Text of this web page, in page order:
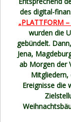
des digital-
„PLATTFORM
wurden die
gebündelt.
Jena,
ab Morgen der
Mitgliedern,
Ereignisse die